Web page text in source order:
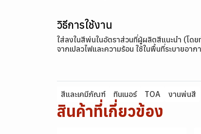
วิธีการใช้งาน
ใส่ลงในสีพ่นในอัตราส่วนที่ผู้ผลิตสีแนะนำ (โ
จากเปลวไฟและความร้อน ใช้ในพื้นที่ระบายอา
สีและเคมีภัณฑ์ ทินเนอร์ TOA งานพ่นสี
สินค้าที่เกี่ยวข้อง